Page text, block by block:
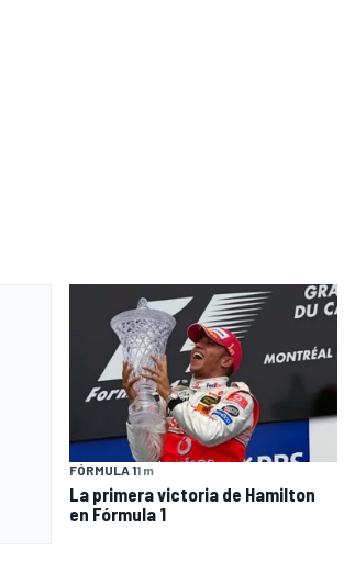
FÓRMULA 11 m
La primera victoria de Hamilton
en Fórmula 1